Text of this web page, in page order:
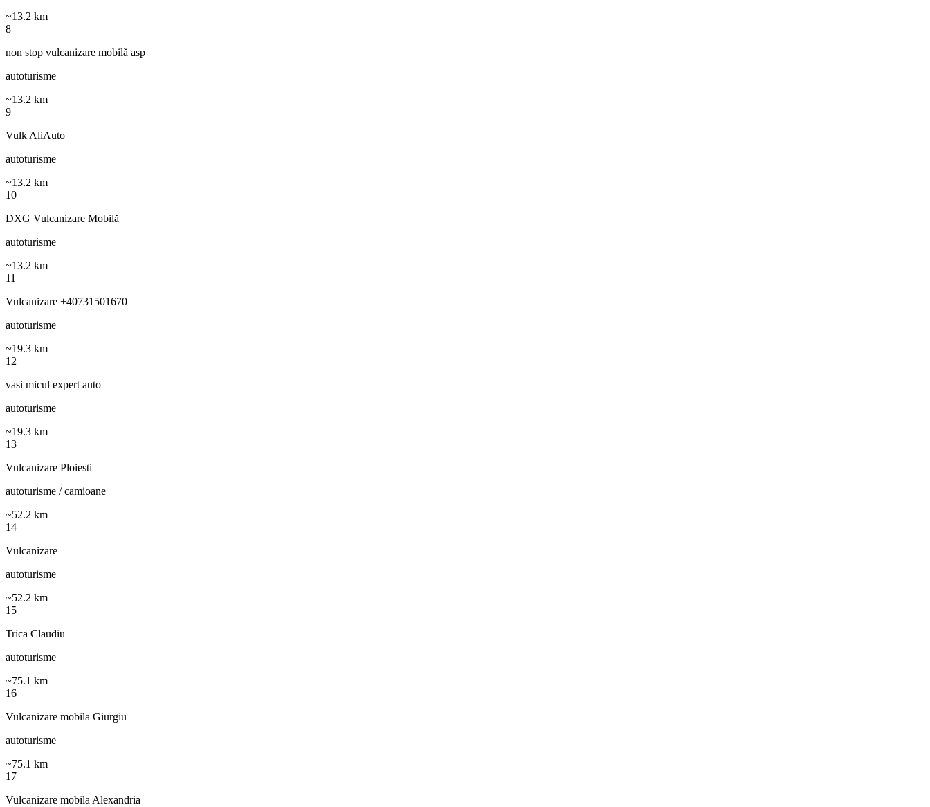
~13.2 km
8
non stop vulcanizare mobilă asp
autoturisme
~13.2 km
9
Vulk AliAuto
autoturisme
~13.2 km
10
DXG Vulcanizare Mobilă
autoturisme
~13.2 km
11
Vulcanizare +40731501670
autoturisme
~19.3 km
12
vasi micul expert auto
autoturisme
~19.3 km
13
Vulcanizare Ploiesti
autoturisme / camioane
~52.2 km
14
Vulcanizare
autoturisme
~52.2 km
15
Trica Claudiu
autoturisme
~75.1 km
16
Vulcanizare mobila Giurgiu
autoturisme
~75.1 km
17
Vulcanizare mobila Alexandria